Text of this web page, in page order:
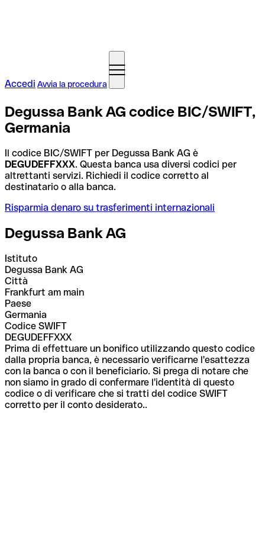
Accedi Avvia la procedura
Degussa Bank AG codice BIC/SWIFT,
Germania
Il codice BIC/SWIFT per Degussa Bank AG è
DEGUDEFFXXX. Questa banca usa diversi codici per
altrettanti servizi. Richiedi il codice corretto al
destinatario o alla banca.
Risparmia denaro su trasferimenti internazionali
Degussa Bank AG
Istituto
Degussa Bank AG
Città
Frankfurt am main
Paese
Germania
Codice SWIFT
DEGUDEFFXXX
Prima di effettuare un bonifico utilizzando questo codice
dalla propria banca, è necessario verificarne l'esattezza
con la banca o con il beneficiario. Si prega di notare che
non siamo in grado di confermare l'identità di questo
codice o di verificare che si tratti del codice SWIFT
corretto per il conto desiderato..